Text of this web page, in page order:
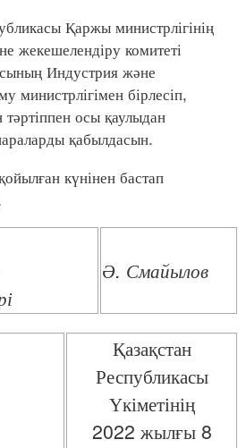
Қаржы министрлігінің
жекешелендіру комитеті
Индустрия және
министрлігімен бірлесіп,
тәртіппен осы қаулыдан
қабылдасын.
күнінен бастап
Ә. Смайылов
Қазақстан
Республикасы
Үкіметінің
2022 жылғы 8